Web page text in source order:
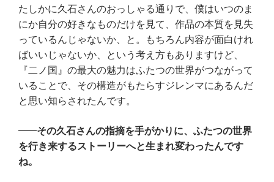
たしかに久石さんのおっしゃる通りで、僕はいつのま
にか自分の好きなものだけを見て、作品の本質を見失
っているんじゃないか、と。もちろん内容が面白けれ
ばいいじゃないか、という考え方もありますけど、
『二ノ国』の最大の魅力はふたつの世界がつながって
いることで、その構造がもたらすジレンマにあるんだ
と思い知らされたんです。
その久石さんの指摘を手がかりに、ふたつの世界
を行き来するストーリーへと生まれ変わったんです
ね。